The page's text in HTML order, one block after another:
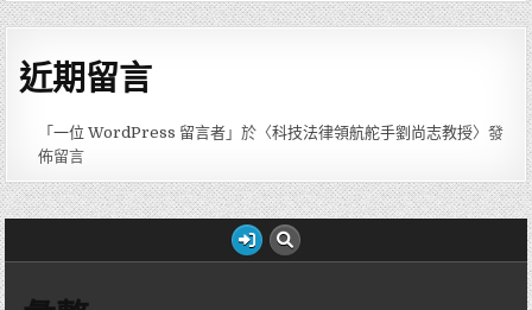
近期留言
「一位 WordPress 留言者 」於〈科技法律領航舵手劉尚志教授〉發
佈留言